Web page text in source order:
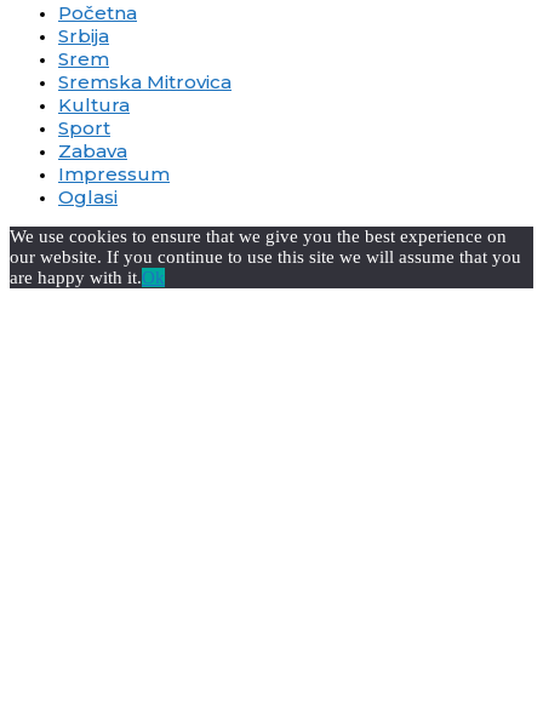
Početna
Srbija
Srem
Sremska Mitrovica
Kultura
Sport
Zabava
Impressum
Oglasi
We use cookies to ensure that we give you the best experience on
our website. If you continue to use this site we will assume that you
are happy with it.Ok